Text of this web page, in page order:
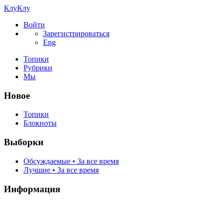
КлуКлу
Войти
Зарегистрироваться
Eng
Топики
Рубрики
Мы
Новое
Топики
Блокноты
Выборки
Обсуждаемые • За все время
Лучшие • За все время
Информация